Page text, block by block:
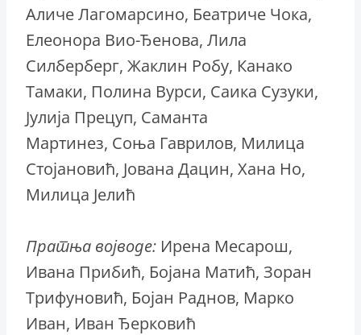
Аличе Лагомарсино, Беатриче Чока,
Елеонора Вио-Ђенова, Лила
Силберберг, Жаклин Робу, Канако
Тамаки, Полина Вурси, Саика Сузуки,
Јулија Прецуп, Саманта
Мартинез, Соња Гаврилов, Милица
Стојановић, Јована Дацин, Хана Но,
Милица Јелић
Пратња војводе: Ирена Месарош,
Ивана Прибић, Бојана Матић, Зоран
Трифуновић, Бојан Раднов, Марко
Иван, Иван Ђерковић